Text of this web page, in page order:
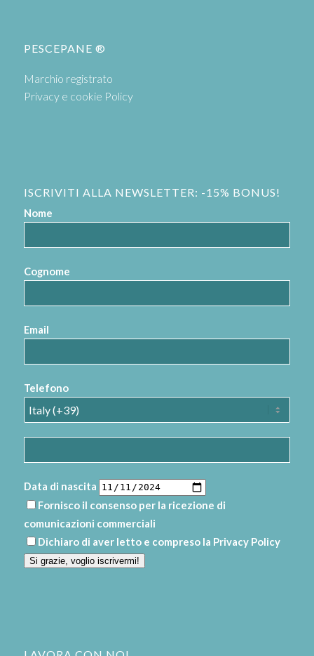
PESCEPANE ®
Marchio registrato
Privacy e cookie Policy
ISCRIVITI ALLA NEWSLETTER: -15% BONUS!
Nome
Cognome
Email
Telefono
Data di nascita
Fornisco il consenso per la ricezione di
comunicazioni commerciali
Dichiaro di aver letto e compreso la Privacy Policy
Si grazie, voglio iscrivermi!